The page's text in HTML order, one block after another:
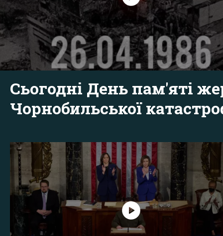
Сьогодні День пам'яті
Чорнобильської